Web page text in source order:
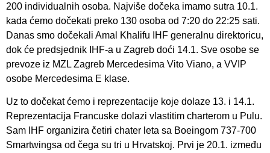
200 individualnih osoba. Najviše dočeka imamo sutra 10.1.
kada ćemo dočekati preko 130 osoba od 7:20 do 22:25 sati.
Danas smo dočekali Amal Khalifu IHF generalnu direktoricu,
dok će predsjednik IHF-a u Zagreb doći 14.1. Sve osobe se
prevoze iz MZL Zagreb Mercedesima Vito Viano, a VVIP
osobe Mercedesima E klase.
Uz to dočekat ćemo i reprezentacije koje dolaze 13. i 14.1.
Reprezentacija Francuske dolazi vlastitim charterom u Pulu.
Sam IHF organizira četiri chater leta sa Boeingom 737-700
Smartwingsa od čega su tri u Hrvatskoj. Prvi je 20.1. između